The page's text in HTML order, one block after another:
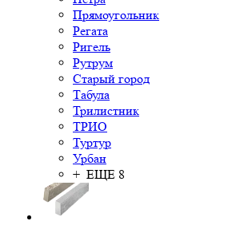
Прямоугольник
Регата
Ригель
Рутрум
Старый город
Табула
Трилистник
ТРИО
Туртур
Урбан
+ ЕЩЕ 8